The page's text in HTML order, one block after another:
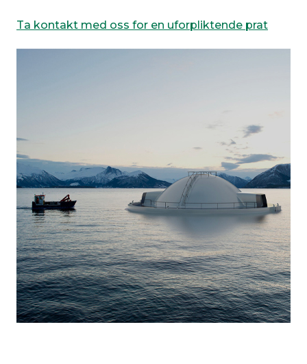
Ta kontakt med oss for en uforpliktende prat